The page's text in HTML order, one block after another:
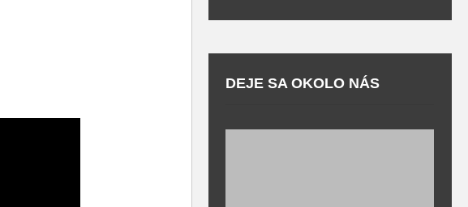
DEJE SA OKOLO NÁS